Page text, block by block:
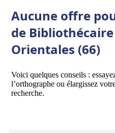
Aucune offre
de
Orientales (66)
Voici quelques conseils :
l’orthographe ou élargissez
recherche.